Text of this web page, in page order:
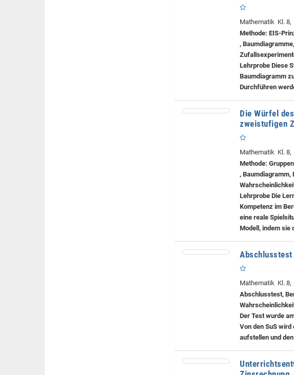
Mathematik Kl. 8,
Methode: EIS-
,
Lehrprobe Diese
Baumdiagramm
Durchführen
Die Würfel
zweistufigen
Mathematik Kl. 8,
Methode:
,
Lehrprobe Die
Kompetenz im
eine reale
Modell, indem sie
Mathematik Kl. 8,
Abschlusstest,
Der Test wurde
Von den SuS
aufstellen und